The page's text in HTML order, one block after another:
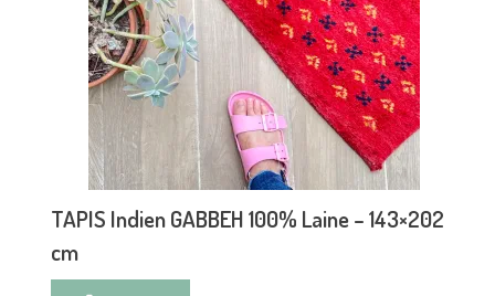
TAPIS Indien GABBEH 100% Laine – 143×202
cm